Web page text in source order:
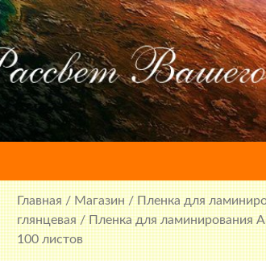
Главная/Магазин/Пленка для
глянцевая/ Пленка для ламинирования
100 листов